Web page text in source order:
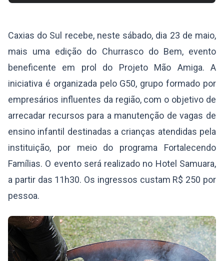
Caxias do Sul recebe, neste sábado, dia 23 de maio,
mais uma edição do Churrasco do Bem, evento
beneficente em prol do Projeto Mão Amiga. A
iniciativa é organizada pelo G50, grupo formado por
empresários influentes da região, com o objetivo de
arrecadar recursos para a manutenção de vagas de
ensino infantil destinadas a crianças atendidas pela
instituição, por meio do programa Fortalecendo
Famílias. O evento será realizado no Hotel Samuara,
a partir das 11h30. Os ingressos custam R$ 250 por
pessoa.